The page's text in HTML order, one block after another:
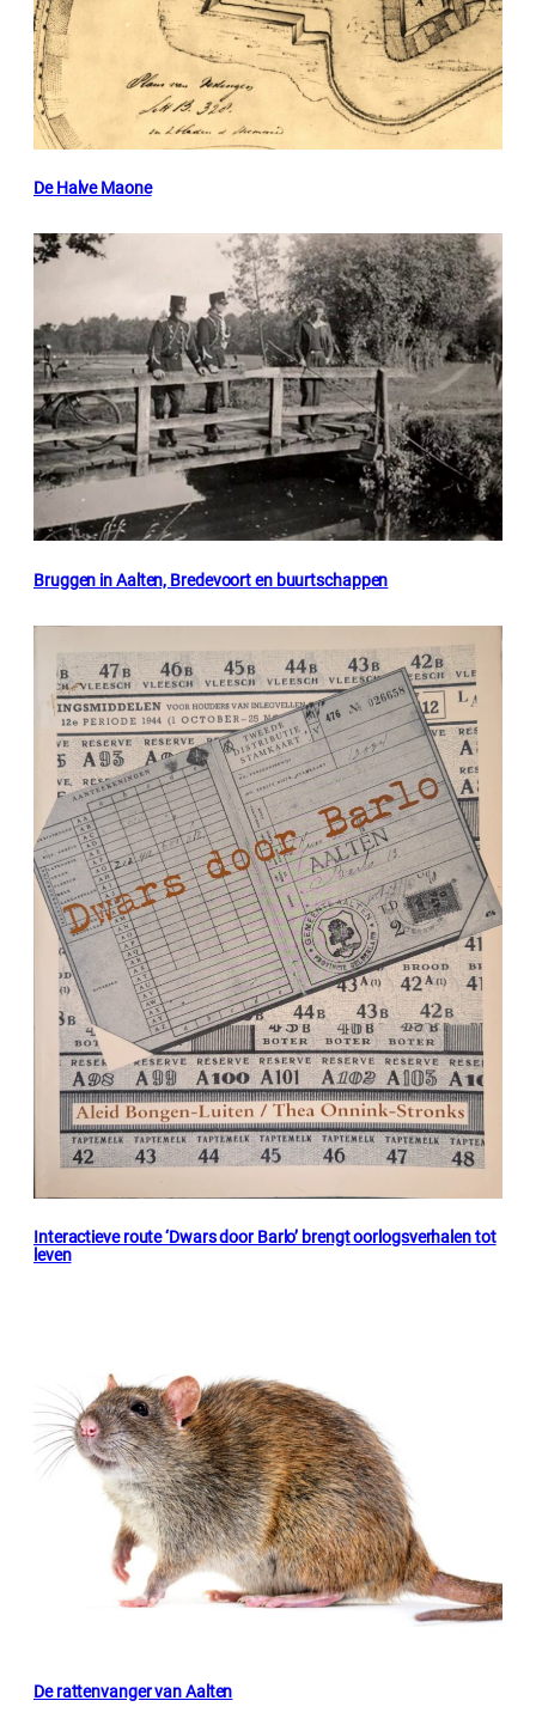
De Halve Maone
Bruggen in Aalten, Bredevoort en buurtschappen
Interactieve route ‘Dwars door Barlo’ brengt oorlogsverhalen tot
leven
De rattenvanger van Aalten